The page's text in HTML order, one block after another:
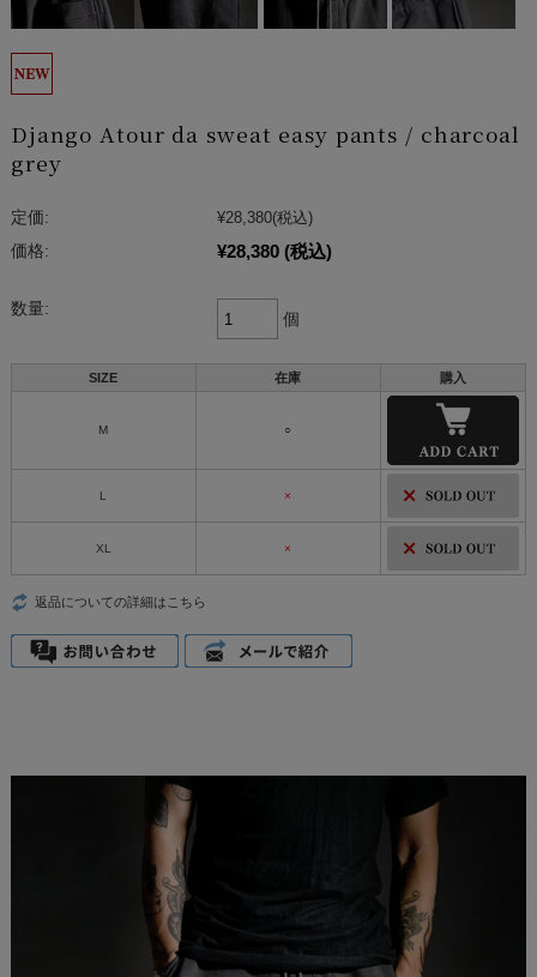
Django Atour da sweat easy pants / charcoal
grey
定価: ¥28,380(税込)
価格:
¥28,380 (税込)
数量:
個
SIZE 在庫 購入
M ○
L ×
XL ×
返品についての詳細はこちら